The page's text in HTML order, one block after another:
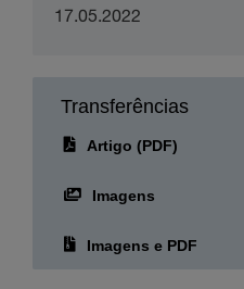
17.05.2022
Transferências
Artigo (PDF)
Imagens
Imagens e PDF